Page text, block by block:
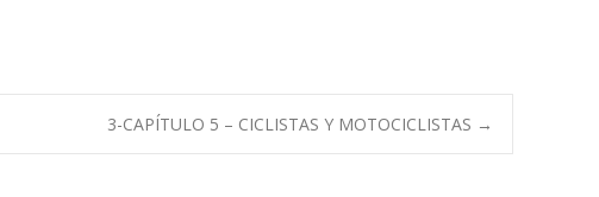
3-CAPÍTULO 5 – CICLISTAS Y MOTOCICLISTAS →